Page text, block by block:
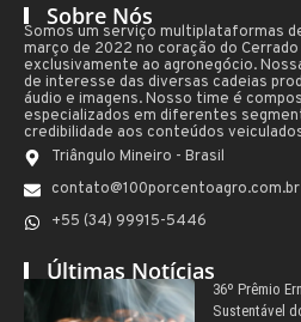
Sobre Nós
Somos um serviço multiplataformas
março de 2022 no coração do
exclusivamente ao agronegócio.
de interesse das diversas cadeias
áudio e imagens. Nosso time é
especializados em diferentes
credibilidade aos conteúdos
Triângulo Mineiro - Brasil
contato@100porcentoagro.com.br
+55 (34) 99915-5446
Últimas Notícias
36º Prêmio
Sustentável